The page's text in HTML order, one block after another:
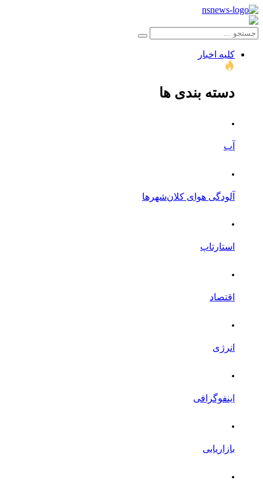
کلیه اخبار
دسته بندی ها
.
آب
.
آلودگی هوای کلان‌شهرها
.
استارتاپ
.
اقتصاد
.
انرژی
.
اینفوگرافی
.
بازاریابی
.